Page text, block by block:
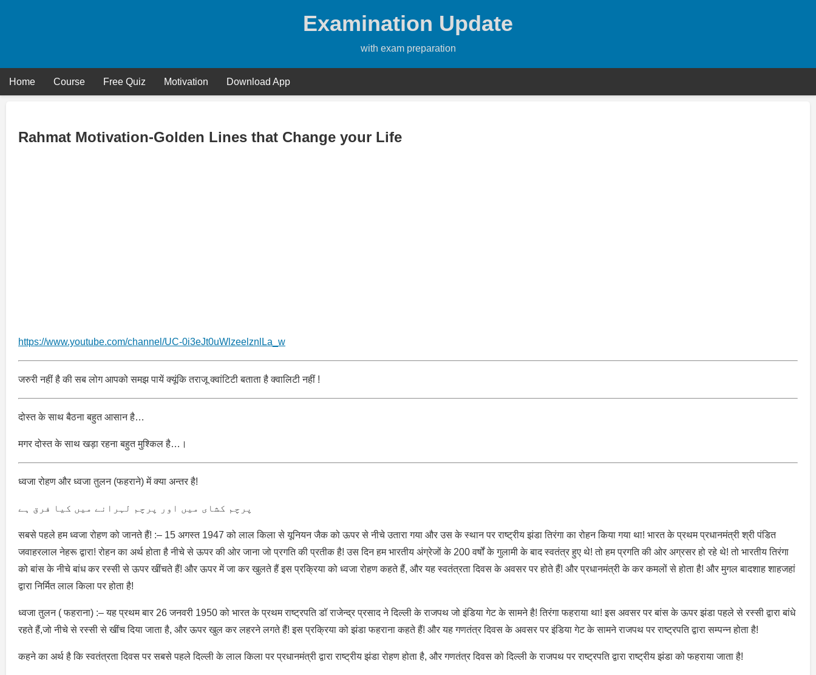
Examination Update
with exam preparation
Home Course Free Quiz Motivation Download App
Rahmat Motivation-Golden Lines that Change your Life
https://www.youtube.com/channel/UC-0i3eJt0uWlzeelznlLa_w
जरुरी नहीं है की सब लोग आपको समझ पायें क्यूंकि तराजू क्वांटिटी बताता है क्वालिटी नहीं !
दोस्त के साथ बैठना बहुत आसान है…
मगर दोस्त के साथ खड़ा रहना बहुत मुश्किल है…।
ध्वजा रोहण और ध्वजा तुलन (फहराने) में क्या अन्तर है!
پرچم کشای میں اور پرچم لہرانے میں کیا فرق ہے
सबसे पहले हम ध्वजा रोहण को जानते हैं! :– 15 अगस्त 1947 को लाल किला से यूनियन जैक को ऊपर से नीचे उतारा गया और उस के स्थान पर राष्ट्रीय झंडा तिरंगा का रोहन किया गया था! भारत के प्रथम प्रधानमंत्री श्री पंडित
जवाहरलाल नेहरू द्वारा! रोहन का अर्थ होता है नीचे से ऊपर की ओर जाना जो प्रगति की प्रतीक है! उस दिन हम भारतीय अंग्रेजों के 200 वर्षों के गुलामी के बाद स्वतंत्र हुए थे! तो हम प्रगति की ओर अग्रसर हो रहे थे! तो भारतीय तिरंगा
को बांस के नीचे बांध कर रस्सी से ऊपर खींचते हैं! और ऊपर में जा कर खुलते हैं इस प्रक्रिया को ध्वजा रोहण कहते हैं, और यह स्वतंत्रता दिवस के अवसर पर होते हैं! और प्रधानमंत्री के कर कमलों से होता है! और मुगल बादशाह शाहजहां
द्वारा निर्मित लाल किला पर होता है!
ध्वजा तुलन ( फहराना) :– यह प्रथम बार 26 जनवरी 1950 को भारत के प्रथम राष्ट्रपति डॉ राजेन्द्र प्रसाद ने दिल्ली के राजपथ जो इंडिया गेट के सामने है! तिरंगा फहराया था! इस अवसर पर बांस के ऊपर झंडा पहले से रस्सी द्वारा बांधे
रहते हैं,जो नीचे से रस्सी से खींच दिया जाता है, और ऊपर खुल कर लहरने लगते हैं! इस प्रक्रिया को झंडा फहराना कहते हैं! और यह गणतंत्र दिवस के अवसर पर इंडिया गेट के सामने राजपथ पर राष्ट्रपति द्वारा सम्पन्न होता है!
कहने का अर्थ है कि स्वतंत्रता दिवस पर सबसे पहले दिल्ली के लाल किला पर प्रधानमंत्री द्वारा राष्ट्रीय झंडा रोहण होता है, और गणतंत्र दिवस को दिल्ली के राजपथ पर राष्ट्रपति द्वारा राष्ट्रीय झंडा को फहराया जाता है!